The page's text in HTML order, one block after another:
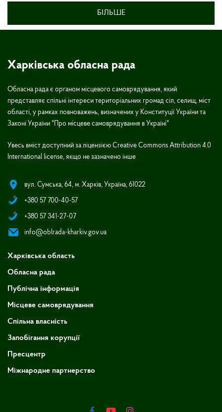
БІЛЬШЕ
Харківська обласна рада
Обласна рада є органом місцевого самоврядування, який
представляє спільні інтереси територіальних громад сіл, селищ, міст
області, у рамках повноважень, визначених у Конституції України та
Законі України "Про місцеве самоврядування в Україні"
Увесь вміст доступний за ліцензією Creative Commons Attribution 4.0
International license, якщо не зазначено інше
вул. Сумська, 64, м. Харків, Україна, 61022
+380 57 700-40-57
+380 57 341-27-07
info@oblrada-kharkiv.gov.ua
Харківська область
Обласна рада
Публічна інформація
Місцеве самоврядування
Спільна власність
Запобігання корупції
Пресцентр
Міжнародне партнерство